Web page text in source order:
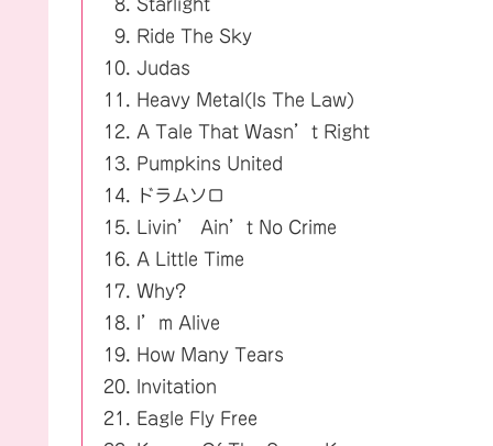
Starlight
Ride The Sky
Judas
Heavy Metal(Is The Law)
A Tale That Wasn’t Right
Pumpkins United
ドラムソロ
Livin’ Ain’t No Crime
A Little Time
Why?
I’m Alive
How Many Tears
Invitation
Eagle Fly Free